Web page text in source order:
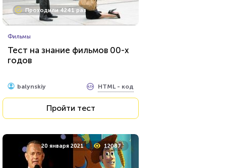
Проходили 4241 раз
Фильмы
Тест на знание фильмов 00-х
годов
balynskiy HTML - код
Пройти тест
20 января 2021 12087